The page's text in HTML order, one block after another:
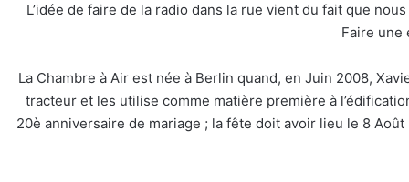
L’idée de faire de la radio dans la rue vient du fait que
Faire une
La Chambre à Air est née à Berlin quand, en Juin 2008,
tracteur et les utilise comme matière première à
20è anniversaire de mariage ; la fête doit avoir lieu le 8